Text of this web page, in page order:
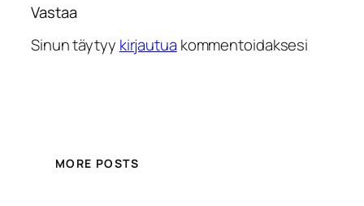
Vastaa
Sinun täytyy kirjautua kommentoidaksesi
MORE POSTS